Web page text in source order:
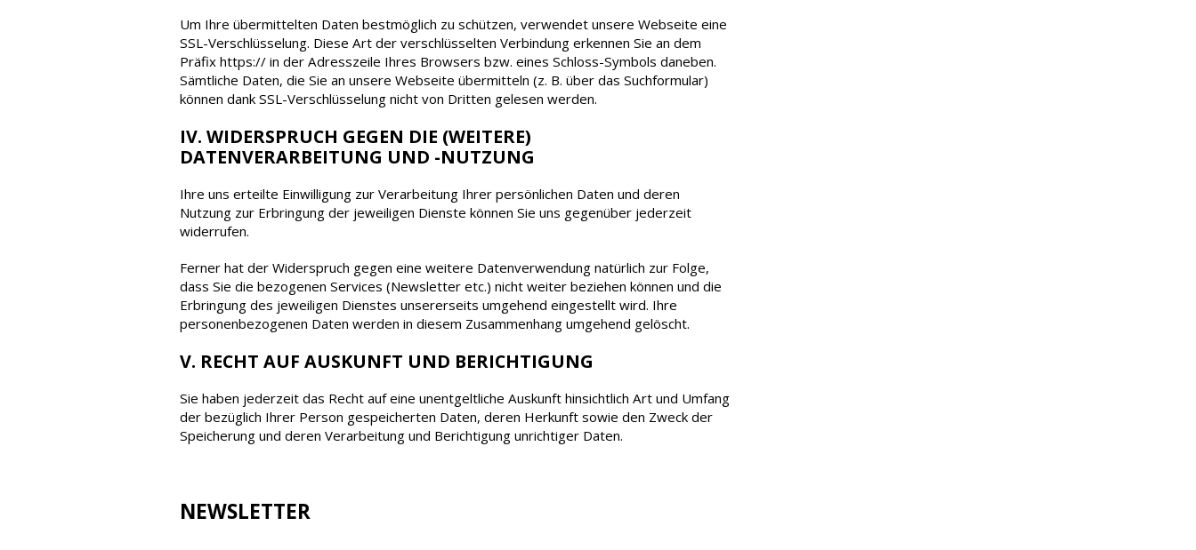
Um Ihre übermittelten Daten bestmöglich zu schützen, verwendet unsere Webseite eine
SSL-Verschlüsselung. Diese Art der verschlüsselten Verbindung erkennen Sie an dem
Präfix https:// in der Adresszeile Ihres Browsers bzw. eines Schloss-Symbols daneben.
Sämtliche Daten, die Sie an unsere Webseite übermitteln (z. B. über das Suchformular)
können dank SSL-Verschlüsselung nicht von Dritten gelesen werden.
IV. WIDERSPRUCH GEGEN DIE (WEITERE)
DATENVERARBEITUNG UND -NUTZUNG
Ihre uns erteilte Einwilligung zur Verarbeitung Ihrer persönlichen Daten und deren
Nutzung zur Erbringung der jeweiligen Dienste können Sie uns gegenüber jederzeit
widerrufen.
Ferner hat der Widerspruch gegen eine weitere Datenverwendung natürlich zur Folge,
dass Sie die bezogenen Services (Newsletter etc.) nicht weiter beziehen können und die
Erbringung des jeweiligen Dienstes unsererseits umgehend eingestellt wird. Ihre
personenbezogenen Daten werden in diesem Zusammenhang umgehend gelöscht.
V. RECHT AUF AUSKUNFT UND BERICHTIGUNG
Sie haben jederzeit das Recht auf eine unentgeltliche Auskunft hinsichtlich Art und Umfang
der bezüglich Ihrer Person gespeicherten Daten, deren Herkunft sowie den Zweck der
Speicherung und deren Verarbeitung und Berichtigung unrichtiger Daten.
NEWSLETTER